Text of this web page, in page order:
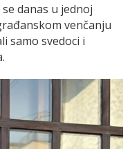
danas u jednoj
venčanju
samo svedoci i